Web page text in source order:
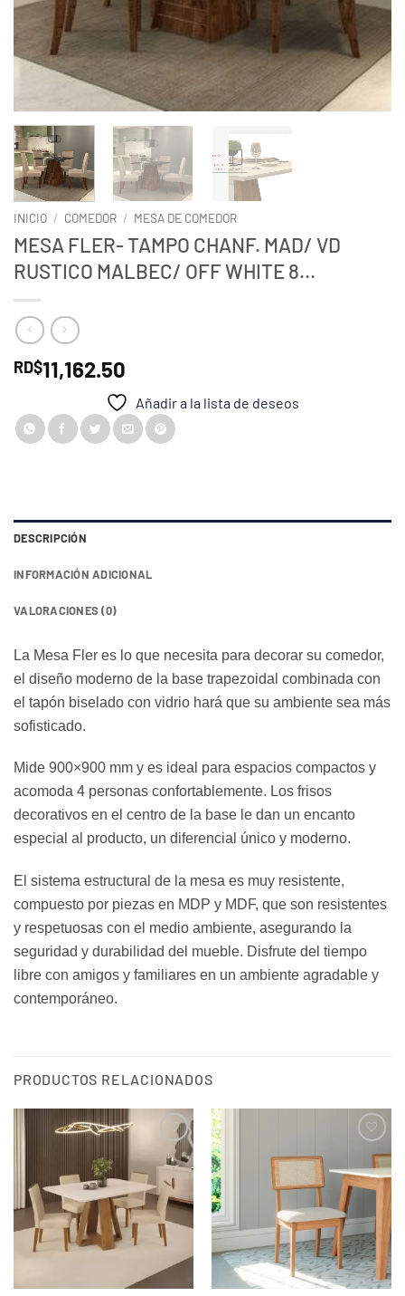
INICIO / COMEDOR / MESA DE COMEDOR
MESA FLER- TAMPO CHANF. MAD/ VD
RUSTICO MALBEC/ OFF WHITE 8…
RD$11,162.50
Añadir a la lista de deseos
DESCRIPCIÓN
INFORMACIÓN ADICIONAL
VALORACIONES (0)
La Mesa Fler es lo que necesita para decorar su comedor,
el diseño moderno de la base trapezoidal combinada con
el tapón biselado con vidrio hará que su ambiente sea más
sofisticado.
Mide 900×900 mm y es ideal para espacios compactos y
acomoda 4 personas confortablemente. Los frisos
decorativos en el centro de la base le dan un encanto
especial al producto, un diferencial único y moderno.
El sistema estructural de la mesa es muy resistente,
compuesto por piezas en MDP y MDF, que son resistentes
y respetuosas con el medio ambiente, asegurando la
seguridad y durabilidad del mueble. Disfrute del tiempo
libre con amigos y familiares en un ambiente agradable y
contemporáneo.
PRODUCTOS RELACIONADOS